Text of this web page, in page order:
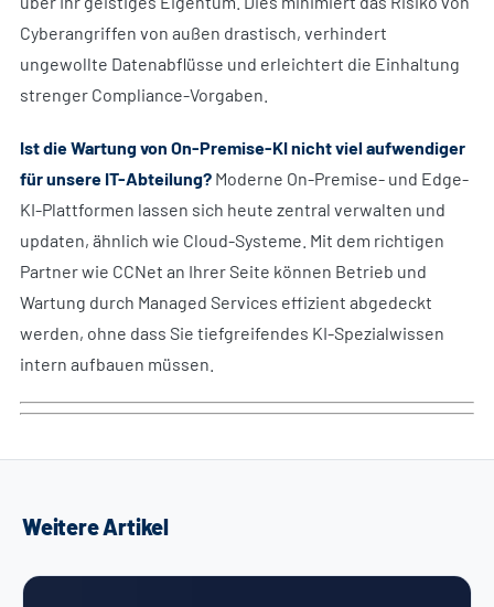
Cyberangriffen von außen drastisch, verhindert
ungewollte Datenabflüsse und erleichtert die Einhaltung
strenger Compliance-Vorgaben.
Ist die Wartung von On-Premise-KI nicht viel aufwendiger
für unsere IT-Abteilung?Moderne On-Premise- und Edge-
KI-Plattformen lassen sich heute zentral verwalten und
updaten, ähnlich wie Cloud-Systeme. Mit dem richtigen
Partner wie CCNet an Ihrer Seite können Betrieb und
Wartung durch Managed Services effizient abgedeckt
werden, ohne dass Sie tiefgreifendes KI-Spezialwissen
intern aufbauen müssen.
Weitere Artikel